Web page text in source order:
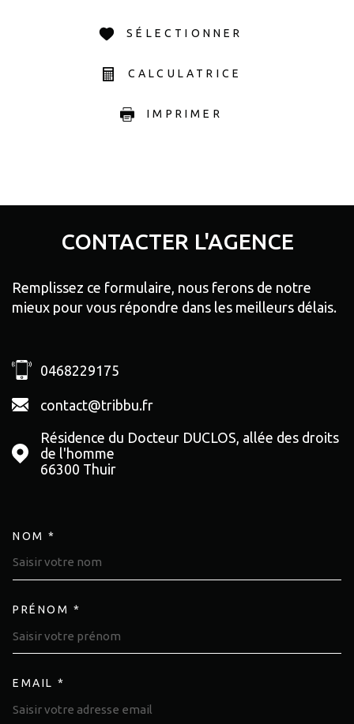
SÉLECTIONNER
CALCULATRICE
IMPRIMER
CONTACTER L'AGENCE
Remplissez ce formulaire, nous ferons de notre
mieux pour vous répondre dans les meilleurs délais.
0468229175
contact@tribbu.fr
Résidence du Docteur DUCLOS, allée des droits
de l'homme
66300
Thuir
NOM *
PRÉNOM *
EMAIL *